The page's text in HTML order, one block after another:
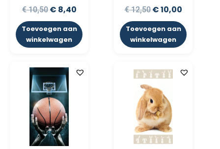
€10,50 € 8,40
Toevoegen aan
winkelwagen
€12,50 €10,00
Toevoegen aan
winkelwagen